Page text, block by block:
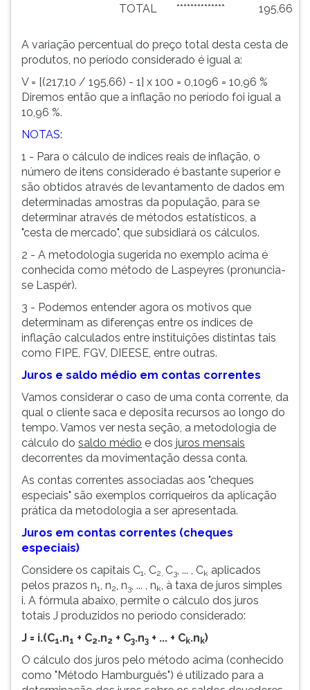
TOTAL
************** 195,66
A variação percentual do preço total desta cesta de
produtos, no período considerado é igual a:
V = [(217,10 / 195,66) - 1] x 100 = 0,1096 = 10,96 %
Diremos então que a inflação no período foi igual a
10,96 %.
NOTAS:
1 - Para o cálculo de índices reais de inflação, o
número de itens considerado é bastante superior e
são obtidos através de levantamento de dados em
determinadas amostras da população, para se
determinar através de métodos estatísticos, a
"cesta de mercado", que subsidiará os cálculos.
2 - A metodologia sugerida no exemplo acima é
conhecida como método de Laspeyres (pronuncia-
se Laspér).
3 - Podemos entender agora os motivos que
determinam as diferenças entre os índices de
inflação calculados entre instituições distintas tais
como FIPE, FGV, DIEESE, entre outras.
Juros e saldo médio em contas correntes
Vamos considerar o caso de uma conta corrente, da
qual o cliente saca e deposita recursos ao longo do
tempo. Vamos ver nesta seção, a metodologia de
cálculo do saldo médio e dos juros mensais
decorrentes da movimentação dessa conta.
As contas correntes associadas aos "cheques
especiais" são exemplos corriqueiros da aplicação
prática da metodologia a ser apresentada.
Juros em contas correntes (cheques
especiais)
Considere os capitais C1, C2, C3, ... , Ck aplicados
pelos prazos n1, n2, n3, ... , nk, à taxa de juros simples
i. A fórmula abaixo, permite o cálculo dos juros
totais J produzidos no período considerado:
J = i.(C1.n1 + C2.n2 + C3.n3 + ... + Ck.n k)
O cálculo dos juros pelo método acima (conhecido
como "Método Hamburguês") é utilizado para a